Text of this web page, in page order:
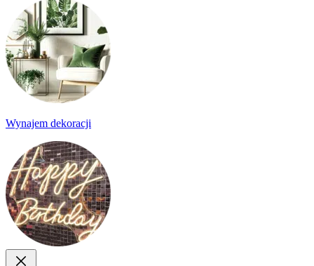
Wynajem dekoracji